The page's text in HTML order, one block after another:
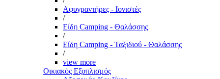
Αφυγραντήρες - Ιονιστές
/
Είδη Camping - Θαλάσσης
/
Είδη Camping - Ταξιδιού - Θαλάσσης
/
view more
Οικιακός Εξοπλισμός